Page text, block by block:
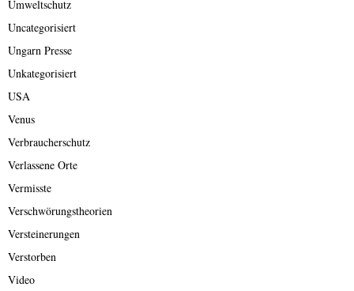
Umweltschutz
Uncategorisiert
Ungarn Presse
Unkategorisiert
USA
Venus
Verbraucherschutz
Verlassene Orte
Vermisste
Verschwörungstheorien
Versteinerungen
Verstorben
Video